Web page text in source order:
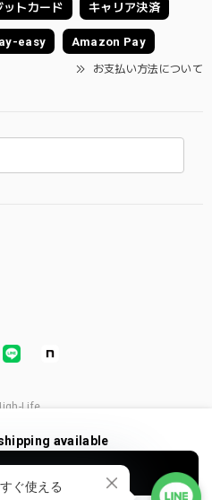
ットカード キャリア決済
easy Amazon Pay
お支払い方法について
Life
available
に質問する